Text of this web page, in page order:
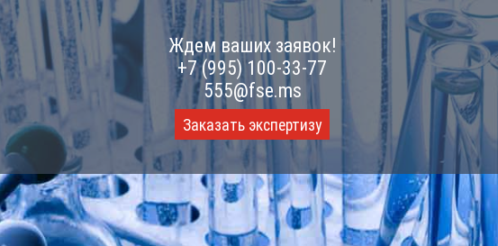
Ждем ваших заявок!
+7 (995) 100-33-77
555@fse.ms
Заказать экспертизу